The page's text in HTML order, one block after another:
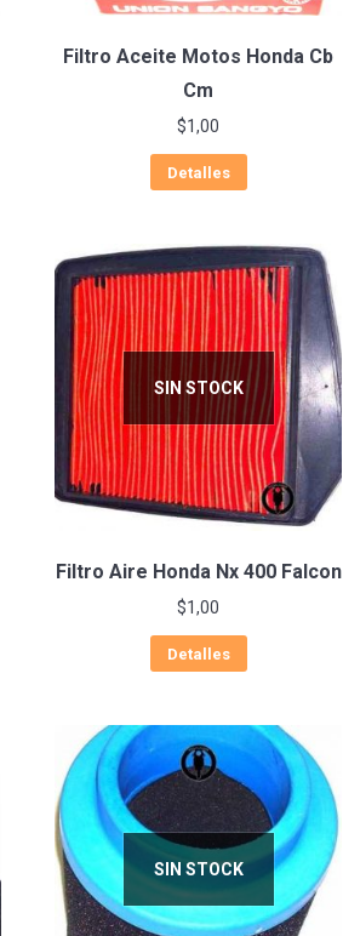
Filtro Aceite Motos Honda Cb
Cm
$1,00
Detalles
SIN STOCK
Filtro Aire Honda Nx 400 Falcon
$1,00
Detalles
SIN STOCK